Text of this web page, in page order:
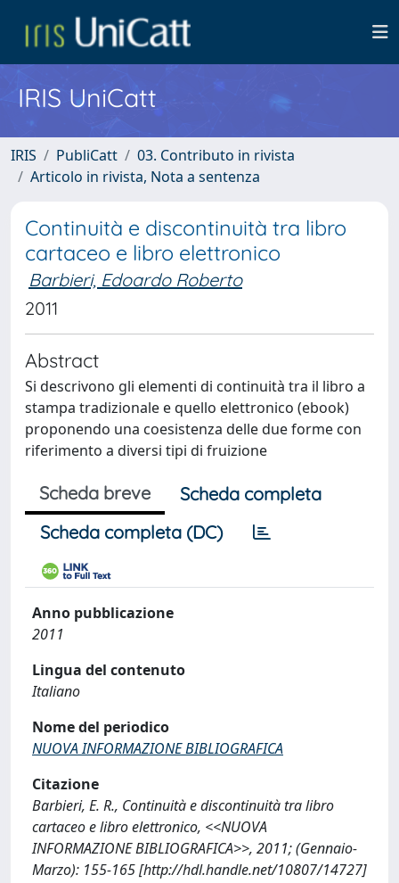
IRIS UniCatt
IRIS PubliCatt
03. Contributo in rivista
Articolo in rivista, Nota a sentenza
Continuità e discontinuità tra libro
cartaceo e libro elettronico
Barbieri, Edoardo Roberto
2011
Abstract
Si descrivono gli elementi di continuità tra il libro a
stampa tradizionale e quello elettronico (ebook)
proponendo una coesistenza delle due forme con
riferimento a diversi tipi di fruizione
Scheda breve
Scheda completa
Scheda completa (DC)
Anno pubblicazione
2011
Lingua del contenuto
Italiano
Nome del periodico
NUOVA INFORMAZIONE BIBLIOGRAFICA
Citazione
Barbieri, E. R., Continuità e discontinuità tra libro
cartaceo e libro elettronico, <<NUOVA
INFORMAZIONE BIBLIOGRAFICA>>, 2011; (Gennaio-
Marzo): 155-165 [http://hdl.handle.net/10807/14727]